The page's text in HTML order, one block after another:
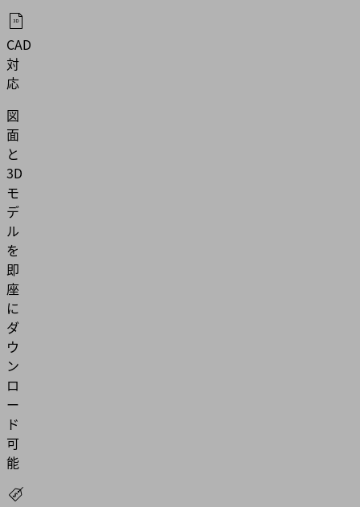
CAD
対
応
図
面
と
3D
モ
デ
ル
を
即
座
に
ダ
ウ
ン
ロ
ー
ド
可
能